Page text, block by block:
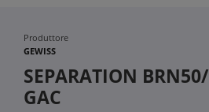
Produttore
GEWISS
SEPARATION
GAC